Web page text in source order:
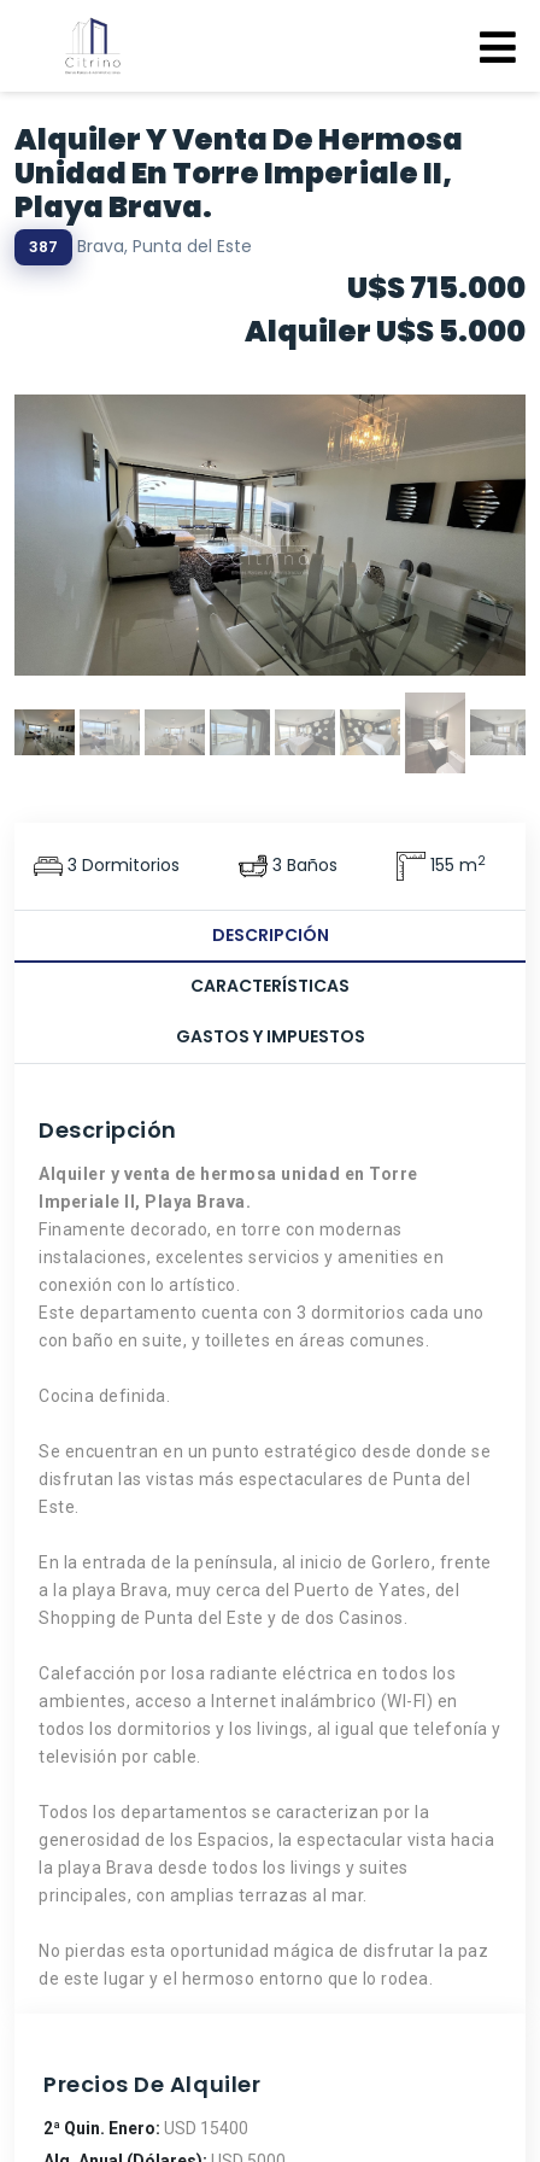
Alquiler Y Venta De Hermosa
Unidad En Torre Imperiale II,
Playa Brava.
387 Brava, Punta del Este
U$S 715.000
Alquiler U$S 5.000
3 Dormitorios 3 Baños 155 m2
DESCRIPCIÓN
CARACTERÍSTICAS
GASTOS Y IMPUESTOS
Descripción
Alquiler y venta de hermosa unidad en Torre
Imperiale II, Playa Brava.
Finamente decorado, en torre con modernas
instalaciones, excelentes servicios y amenities en
conexión con lo artístico.
Este departamento cuenta con 3 dormitorios cada uno
con baño en suite, y toilletes en áreas comunes.
Cocina definida.
Se encuentran en un punto estratégico desde donde se
disfrutan las vistas más espectaculares de Punta del
Este.
En la entrada de la península, al inicio de Gorlero, frente
a la playa Brava, muy cerca del Puerto de Yates, del
Shopping de Punta del Este y de dos Casinos.
Calefacción por losa radiante eléctrica en todos los
ambientes, acceso a Internet inalámbrico (WI-FI) en
todos los dormitorios y los livings, al igual que telefonía y
televisión por cable.
Todos los departamentos se caracterizan por la
generosidad de los Espacios, la espectacular vista hacia
la playa Brava desde todos los livings y suites
principales, con amplias terrazas al mar.
No pierdas esta oportunidad mágica de disfrutar la paz
de este lugar y el hermoso entorno que lo rodea.
Precios De Alquiler
2ª Quin. Enero: USD 15400